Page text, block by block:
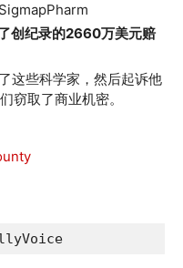
创纪录的2660万美元赔
这些科学家，然后起诉他
窃取了商业机密。